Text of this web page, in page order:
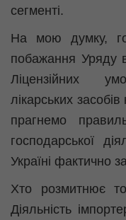
сегменті.
На мою думку,
побажання Уряду
Ліцензійних
лікарських
прагнемо
господарської
Україні фактично
Хто розмитнює
Діяльність